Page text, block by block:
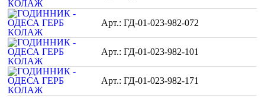
ГД-01-023-982-072
ГД-01-023-982-101
ГД-01-023-982-171